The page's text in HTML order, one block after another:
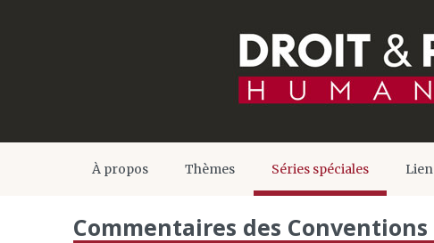
À propos Thèmes Séries spéciales
Commentaires des Conventions